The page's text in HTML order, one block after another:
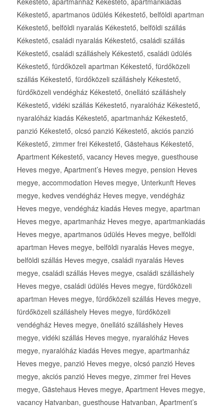
Kékestető, apartmanos üdülés Kékestető, belföldi apartman
Kékestető, belföldi nyaralás Kékestető, belföldi szállás
Kékestető, családi nyaralás Kékestető, családi szállás
Kékestető, családi szálláshely Kékestető, családi üdülés
Kékestető, fürdőközeli apartman Kékestető, fürdőközeli
szállás Kékestető, fürdőközeli szálláshely Kékestető,
fürdőközeli vendégház Kékestető, önellátó szálláshely
Kékestető, vidéki szállás Kékestető, nyaralóház Kékestető,
nyaralóház kiadás Kékestető, apartmanház Kékestető,
panzió Kékestető, olcsó panzió Kékestető, akciós panzió
Kékestető, zimmer frei Kékestető, Gästehaus Kékestető,
Apartment Kékestető, vacancy Heves megye, guesthouse
Heves megye, Apartment’s Heves megye, pension Heves
megye, accommodation Heves megye, Unterkunft Heves
megye, kedves vendégház Heves megye, vendégház
Heves megye, vendégház kiadás Heves megye, apartman
Heves megye, apartmanház Heves megye, apartmankiadás
Heves megye, apartmanos üdülés Heves megye, belföldi
apartman Heves megye, belföldi nyaralás Heves megye,
belföldi szállás Heves megye, családi nyaralás Heves
megye, családi szállás Heves megye, családi szálláshely
Heves megye, családi üdülés Heves megye, fürdőközeli
apartman Heves megye, fürdőközeli szállás Heves megye,
fürdőközeli szálláshely Heves megye, fürdőközeli
vendégház Heves megye, önellátó szálláshely Heves
megye, vidéki szállás Heves megye, nyaralóház Heves
megye, nyaralóház kiadás Heves megye, apartmanház
Heves megye, panzió Heves megye, olcsó panzió Heves
megye, akciós panzió Heves megye, zimmer frei Heves
megye, Gästehaus Heves megye, Apartment Heves megye,
vacancy Hatvanban, guesthouse Hatvanban, Apartment’s